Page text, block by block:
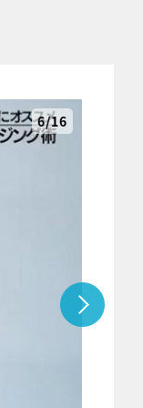
6/16
！げーみんぐ』＝LOV
＆佐々木舞香SPインタ